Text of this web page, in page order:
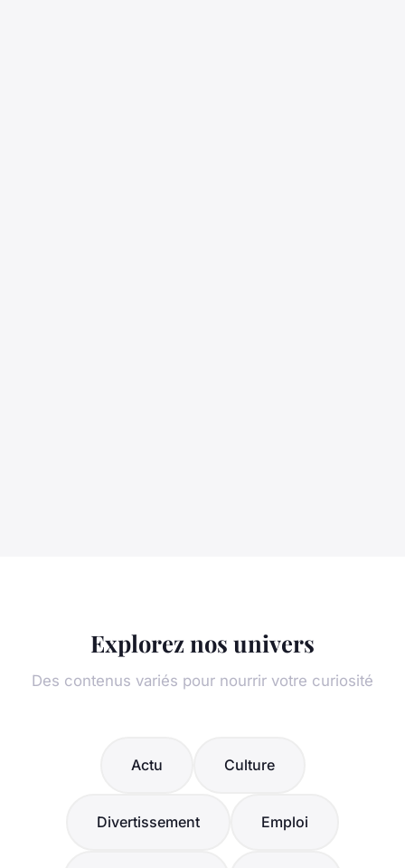
Explorez nos univers
Des contenus variés pour nourrir votre curiosité
Actu Culture
Divertissement Emploi